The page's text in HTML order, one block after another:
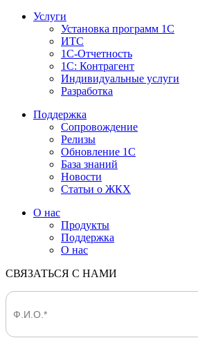
Услуги
Установка программ 1С
ИТС
1С-Отчетность
1С: Контрагент
Индивидуальные услуги
Разработка
Поддержка
Сопровождение
Релизы
Обновление 1С
База знаний
Новости
Статьи о ЖКХ
О нас
Продукты
Поддержка
О нас
СВЯЗАТЬСЯ С НАМИ